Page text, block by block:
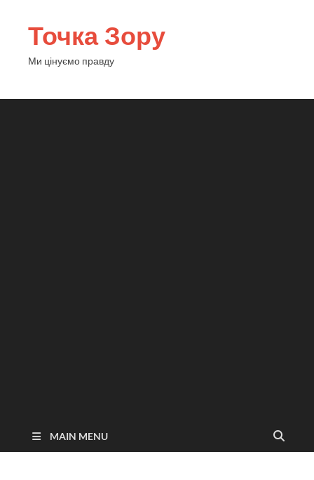
Точка Зору
Ми цінуємо правду
MAIN MENU